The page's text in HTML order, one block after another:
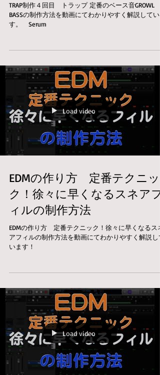
TRAP制作４回目 トラップ 定番のベース音GROWL
BASSの制作方法を動画にてわかりやすく解説してい
す。 Serum
Load video
EDMの作り方 定番テクニッ
ク！徐々に早くなるスネアフ
ィルの制作方法
EDMの作り方 定番テクニック！徐々に早くなるスネ
アフィルの制作方法を動画にてわかりやすく解説し
います！
Load video